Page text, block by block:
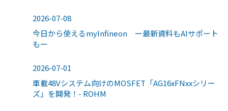
2026-07-08
今日から使えるmyInfineon ー最新資料もAIサポート
もー
2026-07-01
車載48Vシステム向けのMOSFET「AG16xFNxxシリー
ズ」を開発！- ROHM